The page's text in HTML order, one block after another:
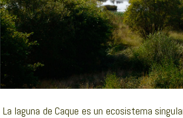
La laguna de Caque es un ecosistema